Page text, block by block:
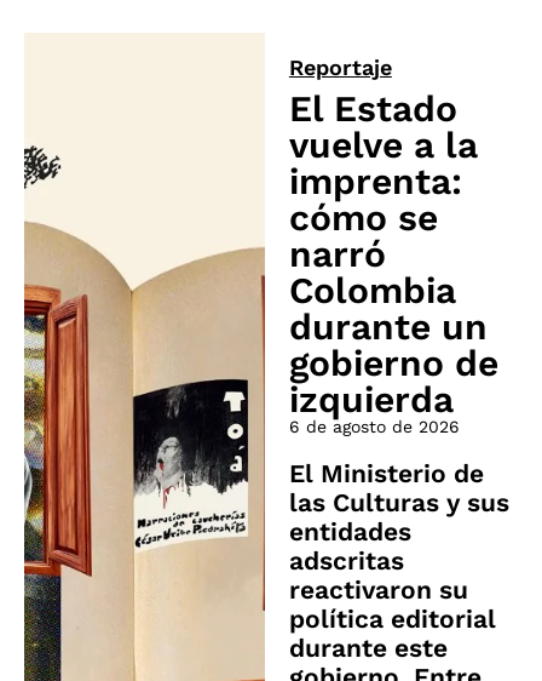
Reportaje
El Estado
vuelve a la
imprenta:
cómo se
narró
Colombia
durante un
gobierno de
izquierda
6 de agosto de 2026
El Ministerio de
las Culturas y sus
entidades
adscritas
reactivaron su
política editorial
durante este